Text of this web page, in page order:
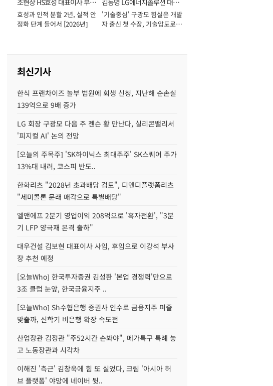
조현상 HS효성 대표이사 부회
장
효성과 인적 분할 2년, 실적 안
정화 단계 들어서 [2026년]
김동명 LG에너지솔루션 대표
이사 사장
'기술중심' 구광모 힘실은 개발
자 출신 첫 수장, 기술압도로
최신기사
한식 프랜차이즈 놀부 법원에 회생 신청, 지난해 순손실
139억으로 9배 증가
LG 회장 구광모 다음 주 젠슨 황 만난다, 실리콘밸리서
'피지컬 AI' 논의 전망
[오늘의 주목주] 'SK하이닉스 최대주주' SK스퀘어 주가
13%대 내려, 코스피 반도..
한화리츠 "2028년 초과배당 검토", 디앤디플랫폼리츠
"세미콜론 문래 매각으로 특별배당"
엘앤에프 2분기 영업이익 208억으로 '흑자전환', "3분
기 LFP 양극재 본격 출하"
대우건설 김보현 대표이사 사임, 후임으로 이강석 부사
장 추천 예정
[오늘Who] 한국투자증권 김성환 '본업 경쟁력'만으로
3조 클럽 눈앞, 한국금융지주 ..
[오늘Who] Sh수협은행 증권사 인수로 금융지주 퍼즐
맞출까, 신학기 비은행 확장 속도전
산업장관 김정관 "주52시간 손봐야", 메가특구 특례 놓
고 노동장관과 시각차
이해진 '측근' 김창욱에 힘 또 실었다, 크림 '아시아 허
브 플랫폼' 야망에 네이버 뒷..